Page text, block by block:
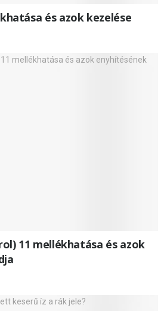
és azok kezelése
11 mellékhatása és azok